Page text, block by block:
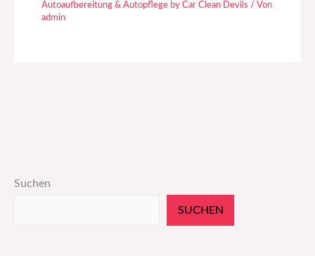
Autoaufbereitung & Autopflege by Car Clean Devils / Von
admin
Suchen
SUCHEN